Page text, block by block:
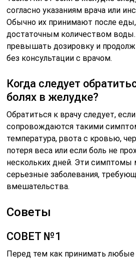
согласно указаниям врача или
Обычно их принимают после еды,
достаточным количеством
превышать дозировку и
без консультации с врачом.
Когда следует
болях в желудке?
Обратиться к врачу следует,
сопровождаются такими
температура, рвота с кровью,
потеря веса или если боль не
нескольких дней. Эти симптомы
серьезные заболевания,
вмешательства.
Советы
СОВЕТ №1
Перед тем как принимать любые